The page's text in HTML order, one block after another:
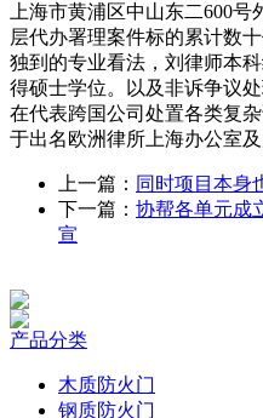
上海市黄浦区中山东二600号
层代办署理案件标的累计数
独到的专业看法，刘律师本
得硕士学位。以及非诉争议
在代表跨国公司处置各类复
于出名欧洲律所上海办公室
上一篇： 同时项目本身
下一篇： 协帮各单元成
宣
产品分类
木质防火门
钢质防火门